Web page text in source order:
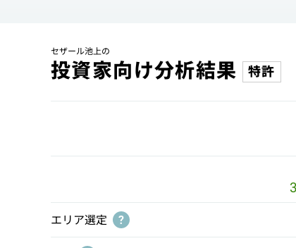
セザール池上の
投資家向け分析結果 特許
エリア選定 ?